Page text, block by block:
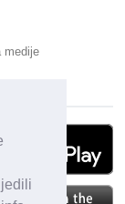
medije